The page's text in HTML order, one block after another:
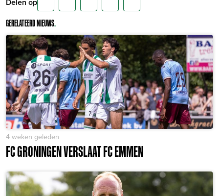
Delen op
GERELATEERD NIEUWS.
4 weken geleden
FC GRONINGEN VERSLAAT FC EMMEN